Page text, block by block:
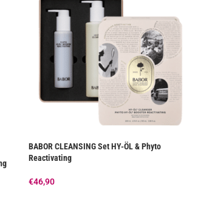
BABOR CLEANSING Set HY-ÖL & Phyto
Reactivating
€46,90